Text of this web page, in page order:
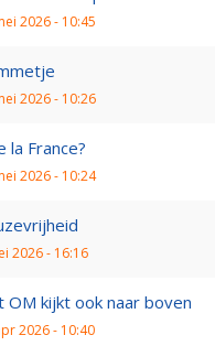
2026 - 10:45
2026 - 10:26
la France?
2026 - 10:24
2026 - 16:16
OM kijkt ook naar boven
2026 - 10:40